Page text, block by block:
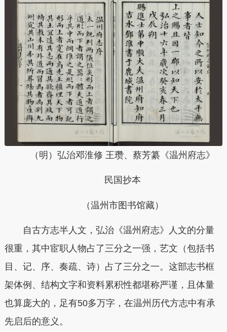
（明）弘治邓淮修 王瓒、蔡芳纂《温州府志》
民国抄本
（温州市图书馆藏）
自古方志半人文，弘治《温州府志》人文的分量
很重，其中宦职人物占了三分之一强，艺文（包括书
目、记、序、奏疏、诗）占了三分之一。这部志书框
架体例、结构文字和资料累积性都堪称严谨，且体量
也算庞大的，足有50多万字，在温州历代方志中有承
先启后的意义。